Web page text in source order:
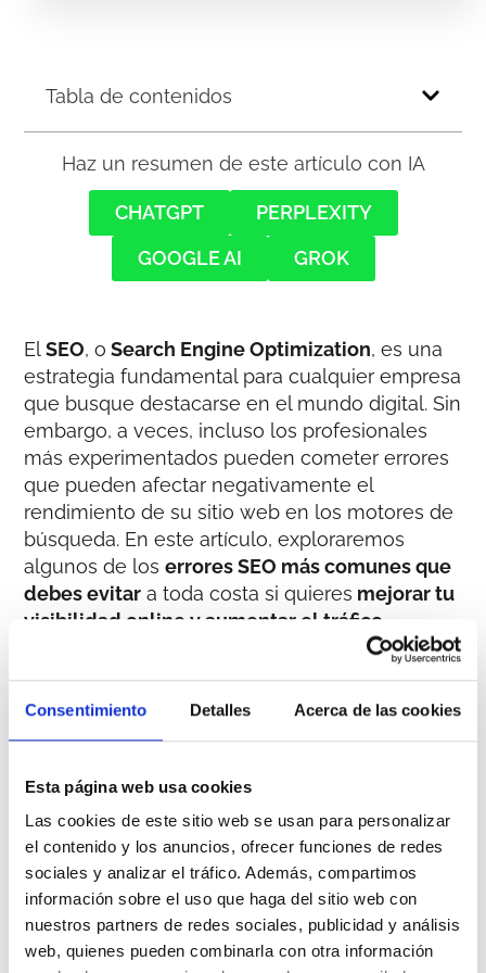
Consentimiento Detalles Acerca de las cookies
Esta página web usa cookies
Las cookies de este sitio web se usan para personalizar
el contenido y los anuncios, ofrecer funciones de redes
sociales y analizar el tráfico. Además, compartimos
información sobre el uso que haga del sitio web con
nuestros partners de redes sociales, publicidad y análisis
web, quienes pueden combinarla con otra información
Tabla de contenidos
Haz un resumen de este artículo con IA
CHATGPT
PERPLEXITY
GOOGLE AI
GROK
ElSEO, o Search Engine Optimization, es una
estrategia fundamental para cualquier empresa
que busque destacarse en el mundo digital. Sin
embargo, a veces, incluso los profesionales
más experimentados pueden cometer errores
que pueden afectar negativamente el
rendimiento de su sitio web en los motores de
búsqueda. En este artículo, exploraremos
algunos de loserrores SEO más comunes que
debes evitar a toda costa si quieres mejorar tu
visibilidad online y aumentar el tráfico
¿Qué fallos evitar en
el SEO?
1. Contenido Duplicado: El Enemigo Silencioso
El contenido duplicado es uno de los mayores
errores que puedes cometer en términos de
SEO. Los motores de búsqueda penalizan